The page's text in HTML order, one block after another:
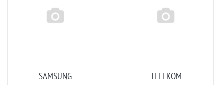
SAMSUNG TELEKOM